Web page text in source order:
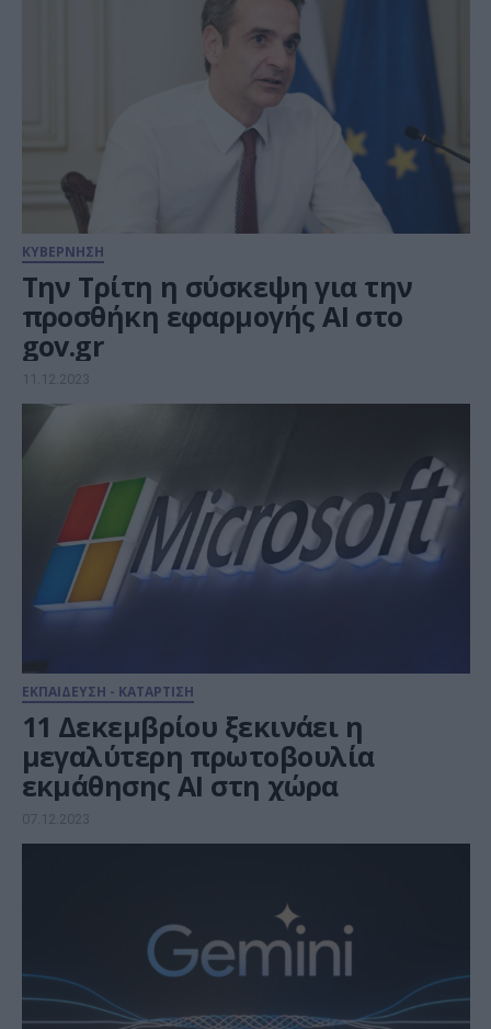
ΚΥΒΕΡΝΗΣΗ
Την Τρίτη η σύσκεψη για την
προσθήκη εφαρμογής AI στο
gov.gr
11.12.2023
ΕΚΠΑΙΔΕΥΣΗ - ΚΑΤΑΡΤΙΣΗ
11 Δεκεμβρίου ξεκινάει η
μεγαλύτερη πρωτοβουλία
εκμάθησης AΙ στη χώρα
07.12.2023